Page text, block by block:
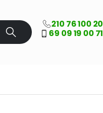
210 76 100 20
69 09 19 00 71